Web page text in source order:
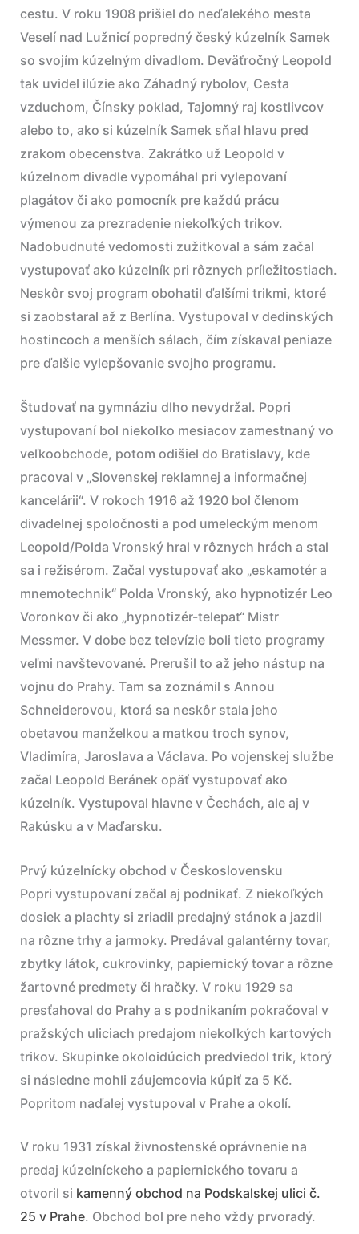
cestu. V roku 1908 prišiel do neďalekého mesta
Veselí nad Lužnicí popredný český kúzelník Samek
so svojím kúzelným divadlom. Deväťročný Leopold
tak uvidel ilúzie ako Záhadný rybolov, Cesta
vzduchom, Čínsky poklad, Tajomný raj kostlivcov
alebo to, ako si kúzelník Samek sňal hlavu pred
zrakom obecenstva. Zakrátko už Leopold v
kúzelnom divadle vypomáhal pri vylepovaní
plagátov či ako pomocník pre každú prácu
výmenou za prezradenie niekoľkých trikov.
Nadobudnuté vedomosti zužitkoval a sám začal
vystupovať ako kúzelník pri rôznych príležitostiach.
Neskôr svoj program obohatil ďalšími trikmi, ktoré
si zaobstaral až z Berlína. Vystupoval v dedinských
hostincoch a menších sálach, čím získaval peniaze
pre ďalšie vylepšovanie svojho programu.
Študovať na gymnáziu dlho nevydržal. Popri
vystupovaní bol niekoľko mesiacov zamestnaný vo
veľkoobchode, potom odišiel do Bratislavy, kde
pracoval v „Slovenskej reklamnej a informačnej
kancelárii“. V rokoch 1916 až 1920 bol členom
divadelnej spoločnosti a pod umeleckým menom
Leopold/Polda Vronský hral v rôznych hrách a stal
sa i režisérom. Začal vystupovať ako „eskamotér a
mnemotechnik“ Polda Vronský, ako hypnotizér Leo
Voronkov či ako „hypnotizér-telepat“ Mistr
Messmer. V dobe bez televízie boli tieto programy
veľmi navštevované. Prerušil to až jeho nástup na
vojnu do Prahy. Tam sa zoznámil s Annou
Schneiderovou, ktorá sa neskôr stala jeho
obetavou manželkou a matkou troch synov,
Vladimíra, Jaroslava a Václava. Po vojenskej službe
začal Leopold Beránek opäť vystupovať ako
kúzelník. Vystupoval hlavne v Čechách, ale aj v
Rakúsku a v Maďarsku.
Prvý kúzelnícky obchod v Československu
Popri vystupovaní začal aj podnikať. Z niekoľkých
dosiek a plachty si zriadil predajný stánok a jazdil
na rôzne trhy a jarmoky. Predával galantérny tovar,
zbytky látok, cukrovinky, papiernický tovar a rôzne
žartovné predmety či hračky. V roku 1929 sa
presťahoval do Prahy a s podnikaním pokračoval v
pražských uliciach predajom niekoľkých kartových
trikov. Skupinke okoloidúcich predviedol trik, ktorý
si následne mohli záujemcovia kúpiť za 5 Kč.
Popritom naďalej vystupoval v Prahe a okolí.
V roku 1931 získal živnostenské oprávnenie na
predaj kúzelníckeho a papiernického tovaru a
otvoril si kamenný obchod na Podskalskej ulici č.
25 v Prahe. Obchod bol pre neho vždy prvoradý.